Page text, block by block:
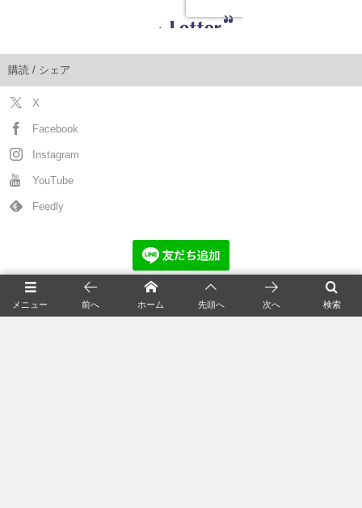
購読 / シェア
X
Facebook
Instagram
YouTube
Feedly
猫の新着記事
メニュー 検索
前へ ホーム 先頭へ 次へ